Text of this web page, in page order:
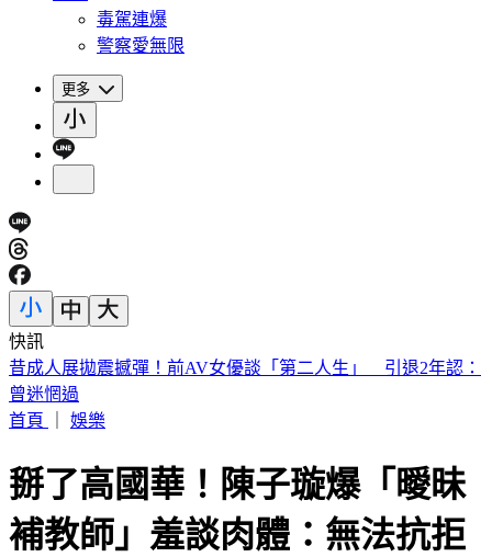
毒駕連爆
警察愛無限
更多
快訊
退休醫酸藍「嘴喊中國疫苗卻搶打AZ」 蔣萬安反嗆：中央
阻擋是事實
首頁
娛樂
掰了高國華！陳子璇爆「曖昧
補教師」羞談肉體：無法抗拒